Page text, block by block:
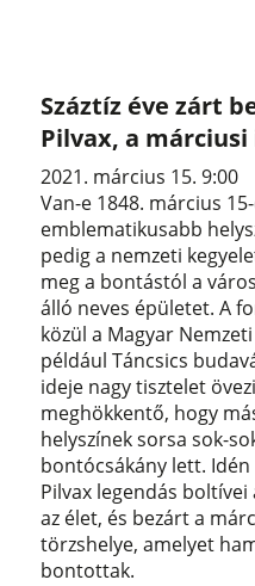
Száztíz éve zárt
Pilvax, a
2021. március 15. 9:00
Van-e 1848. március
emblematikusabb
pedig a nemzeti
meg a bontástól a
álló neves épületet. A
közül a Magyar
például Táncsics
ideje nagy tisztelet
meghökkentő, hogy
helyszínek sorsa sok-
bontócsákány lett. Idén
Pilvax legendás
az élet, és bezárt a
törzshelye, amelyet
bontottak.